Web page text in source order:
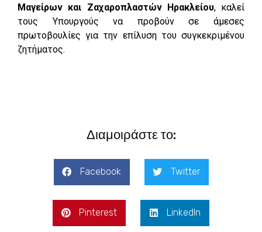
Μαγείρων και Ζαχαροπλαστών Ηρακλείου, καλεί
τους Υπουργούς να προβούν σε άμεσες
πρωτοβουλίες για την επίλυση του συγκεκριμένου
ζητήματος.
Διαμοιράστε το:
Facebook Twitter
Pinterest LinkedIn